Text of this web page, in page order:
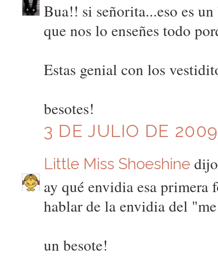
Bua!! si señorita...eso es
que nos lo enseñes todo
Estas genial con los
besotes!
3 DE JULIO DE
Little Miss Shoeshine
ay qué envidia esa
hablar de la envidia del
un besote!